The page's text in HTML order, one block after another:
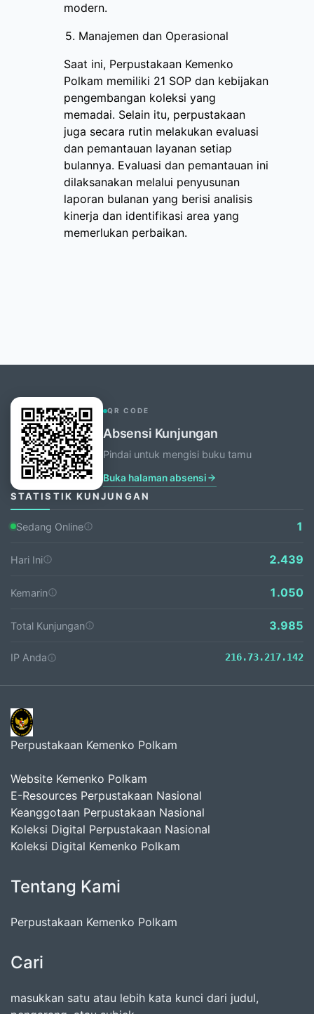
modern.
5. Manajemen dan Operasional
Saat ini, Perpustakaan Kemenko
Polkam memiliki 21 SOP dan kebijakan
pengembangan koleksi yang
memadai. Selain itu, perpustakaan
juga secara rutin melakukan evaluasi
dan pemantauan layanan setiap
bulannya. Evaluasi dan pemantauan ini
dilaksanakan melalui penyusunan
laporan bulanan yang berisi analisis
kinerja dan identifikasi area yang
memerlukan perbaikan.
QR CODE
Absensi Kunjungan
Pindai untuk mengisi buku tamu
Buka halaman absensi
STATISTIK KUNJUNGAN
Sedang Online 1
Hari Ini 2.439
Kemarin 1.050
Total Kunjungan 3.985
IP Anda 216.73.217.142
Perpustakaan Kemenko Polkam
Website Kemenko Polkam
E-Resources Perpustakaan Nasional
Keanggotaan Perpustakaan Nasional
Koleksi Digital Perpustakaan Nasional
Koleksi Digital Kemenko Polkam
Tentang Kami
Perpustakaan Kemenko Polkam
Cari
masukkan satu atau lebih kata kunci dari judul,